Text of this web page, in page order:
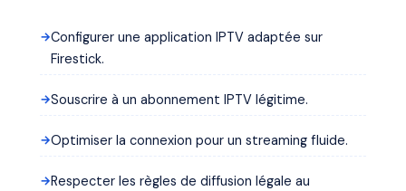
Configurer une application IPTV adaptée sur
Firestick.
Souscrire à un abonnement IPTV légitime.
Optimiser la connexion pour un streaming fluide.
Respecter les règles de diffusion légale au